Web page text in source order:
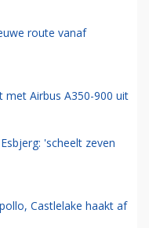
route vanaf
met Airbus A350-900 uit
'scheelt zeven
Castlelake haakt af